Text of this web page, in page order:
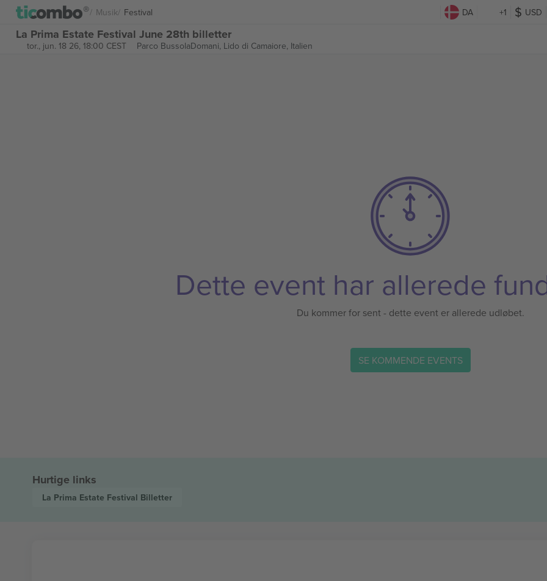
Musik Festival DA +1 USD
La Prima Estate Festival June 28th billetter
tor., jun. 18 26, 18:00 CEST Parco BussolaDomani, Lido di Camaiore, Italien
Dette event har allerede
Du kommer for sent - dette event er allerede udløbet.
SE KOMMENDE EVENTS
Hurtige links
La Prima Estate Festival Billetter